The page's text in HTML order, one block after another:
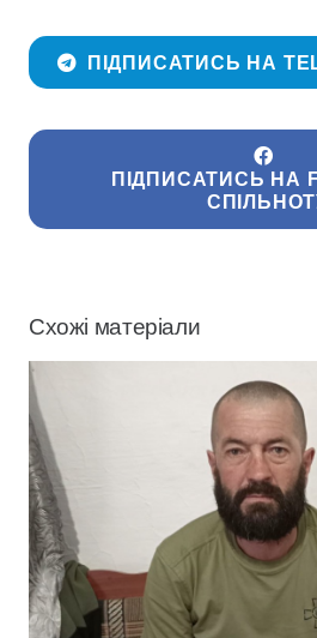
ПІДПИСАТИСЬ НА
ПІДПИСАТИСЬ НА
Схожі матеріали